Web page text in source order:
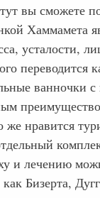
вы сможете
Хаммамета
усталости,
ванночки
же нравится
и лечению
Бизерта,